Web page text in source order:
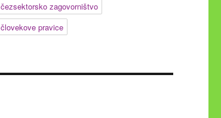
čezsektorsko zagovorništvo
človekove pravice